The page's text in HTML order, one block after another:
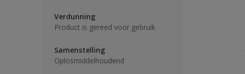
Verdunning
Product is gereed voor gebruik
Samenstelling
Oplosmiddelhoudend